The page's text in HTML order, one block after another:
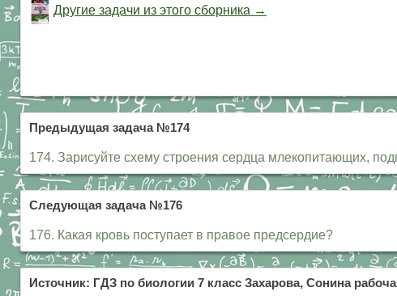
Другие задачи из этого сборника →
Предыдущая задача №174
174. Зарисуйте схему строения сердца млекопитающих,
Следующая задача №176
176. Какая кровь поступает в правое предсердие?
Источник: ГДЗ по биологии 7 класс Захарова, Сонина